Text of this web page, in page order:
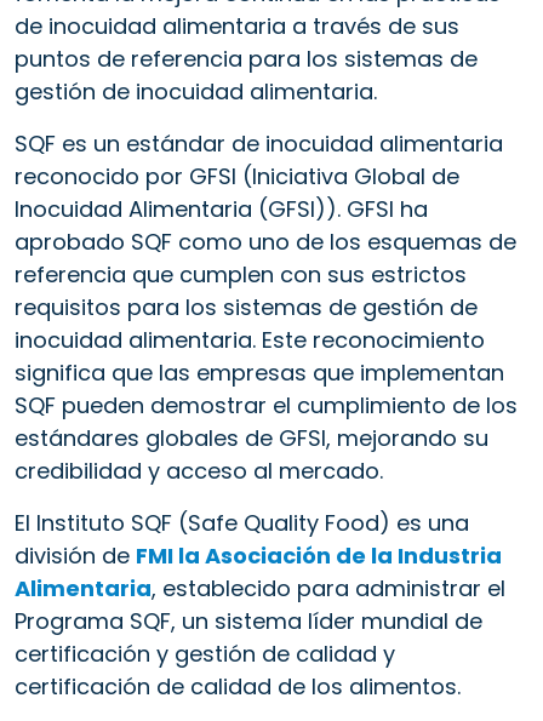
de inocuidad alimentaria a través de sus
puntos de referencia para los sistemas de
gestión de inocuidad alimentaria.
SQF es un estándar de inocuidad alimentaria
reconocido por GFSI (Iniciativa Global de
Inocuidad Alimentaria (GFSI)). GFSI ha
aprobado SQF como uno de los esquemas de
referencia que cumplen con sus estrictos
requisitos para los sistemas de gestión de
inocuidad alimentaria. Este reconocimiento
significa que las empresas que implementan
SQF pueden demostrar el cumplimiento de los
estándares globales de GFSI, mejorando su
credibilidad y acceso al mercado.
El Instituto SQF (Safe Quality Food) es una
división de FMI la Asociación de la Industria
Alimentaria, establecido para administrar el
Programa SQF, un sistema líder mundial de
certificación y gestión de calidad y
certificación de calidad de los alimentos.